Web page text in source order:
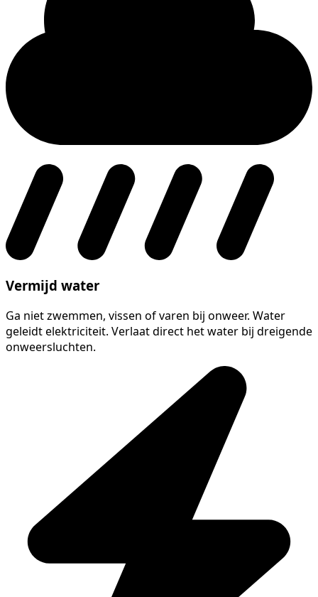
Vermijd water
Ga niet zwemmen, vissen of varen bij onweer. Water
geleidt elektriciteit. Verlaat direct het water bij dreigende
onweersluchten.